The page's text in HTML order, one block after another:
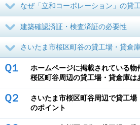
なぜ「立和コーポレーション」の貸
建築確認済証・検査済証の必要性
さいたま市桜区町谷の貸工場・貸倉
Ｑ１
ホームページに掲載されている物
桜区町谷周辺の貸工場・貸倉庫は
Ｑ２
さいたま市桜区町谷周辺で貸工場
のポイント